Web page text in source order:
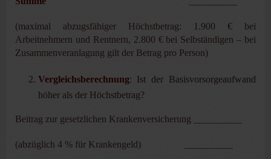
(maximal abzugsfähiger Höchstbetrag: 1.900 € bei
Arbeitnehmern und Rentnern, 2.800 € bei Selbständigen – bei
Zusammenveranlagung gilt der Betrag pro Person)
Vergleichsberechnung: Ist der Basisvorsorgeaufwand
höher als der Höchstbetrag?
Beitrag zur gesetzlichen Krankenversicherung __________
(abzüglich 4 % für Krankengeld) __________